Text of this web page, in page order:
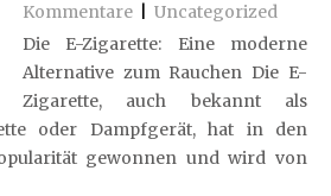
Kommentare
Uncategorized
Die E-Zigarette: Eine moderne
Alternative zum Rauchen Die E-
Zigarette, auch bekannt als
oder Dampfgerät, hat in den
gewonnen und wird von